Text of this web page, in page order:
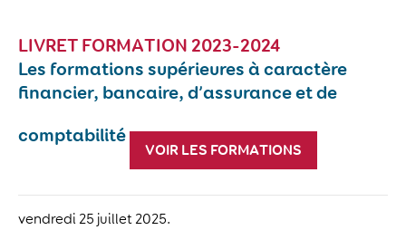
LIVRET FORMATION 2023-2024
Les formations supérieures à caractère
financier, bancaire, d’assurance et de
comptabilité
VOIR LES FORMATIONS
vendredi 25 juillet 2025.